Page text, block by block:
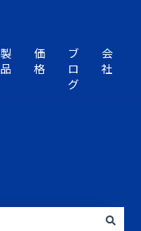
示
製
品
価
格
ブ
ロ
グ
会
社